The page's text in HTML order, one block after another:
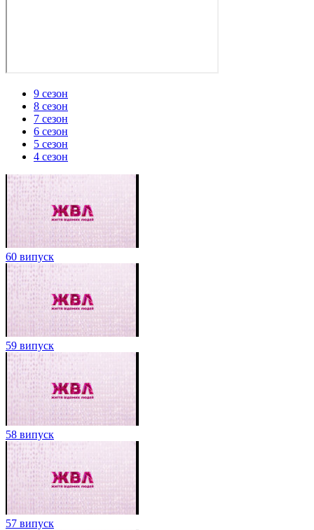
9 сезон
8 сезон
7 сезон
6 сезон
5 сезон
4 сезон
60 випуск
59 випуск
58 випуск
57 випуск